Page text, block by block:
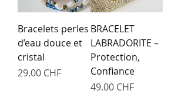
Bracelets perles
d’eau douce et
cristal
Prix
29.00 CHF
BRACELET
LABRADORITE –
Protection,
Confiance
Prix
49.00 CHF